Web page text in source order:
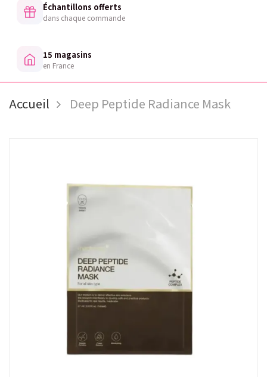
Échantillons offerts
dans chaque commande
15 magasins
en France
Accueil Deep Peptide Radiance Mask